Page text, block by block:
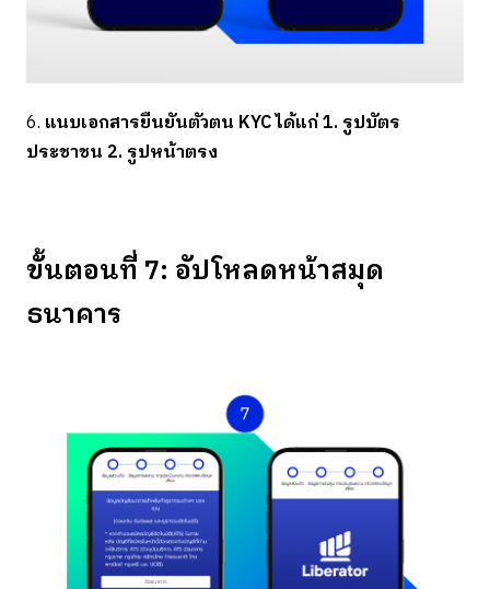
6. แนบเอกสารยืนยันตัวตน KYC ได้แก่ 1. รูปบัตร
ประชาชน 2. รูปหน้าตรง
ขั้นตอนที่ 7: อัปโหลดหน้าสมุด
ธนาคาร